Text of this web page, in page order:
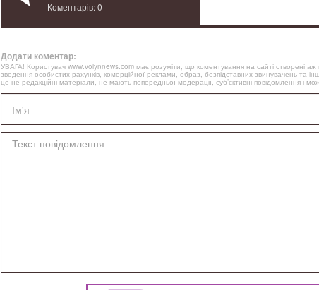
Коментарів: 0
Додати коментар:
УВАГА! Користувач www.volynnews.com має розуміти, що коментування на сайті створені аж
зведення особистих рахунків, комерційної реклами, образ, безпідставних звинувачень та
це не редакційні матеріали, не мають попередньої модерації, суб’єктивні повідомлення і